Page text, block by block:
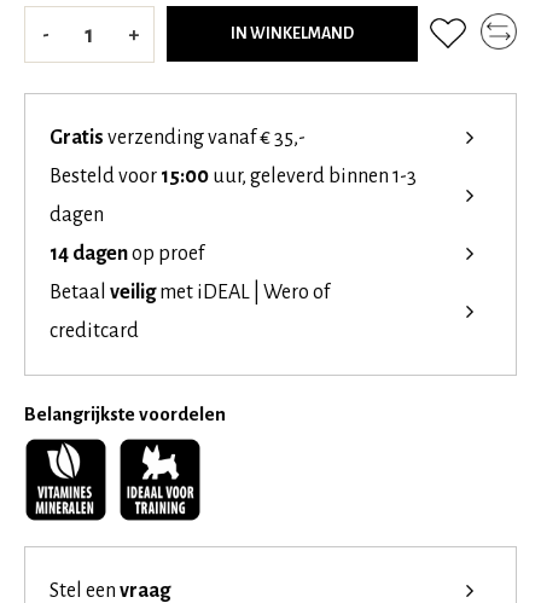
- + IN WINKELMAND
Gratis verzending vanaf € 35,-
Besteld voor 15:00 uur, geleverd binnen 1-3
dagen
14 dagenop proef
Betaal veiligmet iDEAL | Wero of
creditcard
Belangrijkste voordelen
Stel een vraag